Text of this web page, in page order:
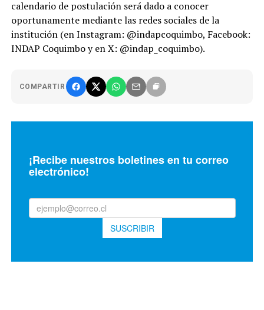
calendario de postulación será dado a conocer
oportunamente mediante las redes sociales de la
institución (en Instagram: @indapcoquimbo, Facebook:
INDAP Coquimbo y en X: @indap_coquimbo).
COMPARTIR